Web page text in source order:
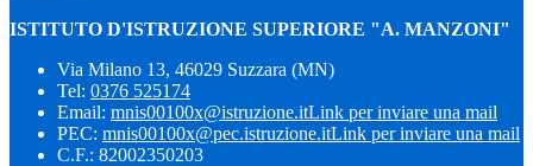
ISTITUTO D'ISTRUZIONE SUPERIORE "A. MANZONI"
Via Milano 13, 46029 Suzzara (MN)
Tel: 0376 525174
Email: mnis00100x@istruzione.itLink per inviare una mail
PEC: mnis00100x@pec.istruzione.itLink per inviare una mail
C.F.: 82002350203